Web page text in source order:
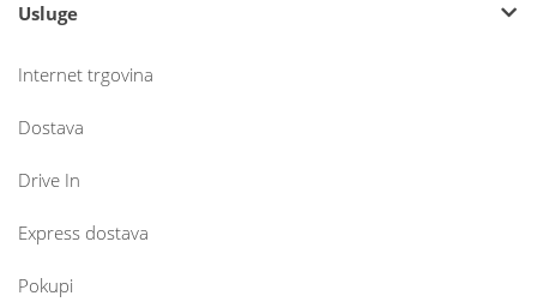
Usluge
Internet trgovina
Dostava
Drive In
Express dostava
Pokupi